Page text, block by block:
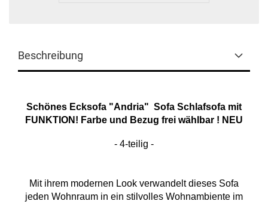
Beschreibung
Schönes Ecksofa "Andria" Sofa Schlafsofa mit
FUNKTION! Farbe und Bezug frei wählbar ! NEU
- 4-teilig -
Mit ihrem modernen Look verwandelt dieses Sofa
jeden Wohnraum in ein stilvolles Wohnambiente im